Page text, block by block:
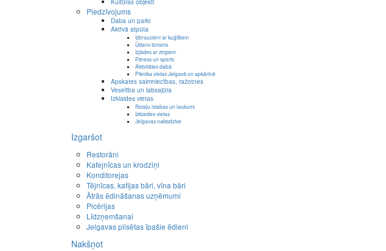
Piedzīvojums
Daba un parki
Aktīvā atpūta
Izbraucieni ar kuģīšiem
Ūdens tūrisms
Izjādes ar zirgiem
Fitness un sports
Aktivitātes dabā
Piknika vietas Jelgavā un apkārtnē
Apskates saimniecības, ražotnes
Veselība un labsajūta
Izklaides vietas
Rotaļu istabas un laukumi
Izklaides vietas
Jelgavas naktsdzīve
Izgaršot
Restorāni
Kafejnīcas un krodziņi
Konditorejas
Tējnīcas, kafijas bāri, vīna bāri
Ātrās ēdināšanas uzņēmumi
Picērijas
Līdzņemšanai
Jelgavas pilsētas īpašie ēdieni
Nakšņot